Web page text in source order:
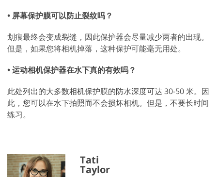
• 屏幕保护膜可以防止裂纹吗？
划痕最终会变成裂缝，因此保护器会尽量减少两者的出现。
但是，如果您将相机掉落，这种保护可能毫无用处。
• 运动相机保护器在水下真的有效吗？
此处列出的大多数相机保护膜的防水深度可达 30-50 米。因
此，您可以在水下拍照而不会损坏相机。但是，不要长时间
练习。
Tati
Taylor